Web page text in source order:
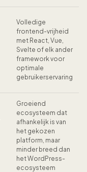
Volledige
frontend-vrijheid
met React, Vue,
Svelte of elk ander
framework voor
optimale
gebruikerservaring
Groeiend
ecosysteem dat
afhankelijk is van
het gekozen
platform, maar
minder breed dan
het WordPress-
ecosysteem